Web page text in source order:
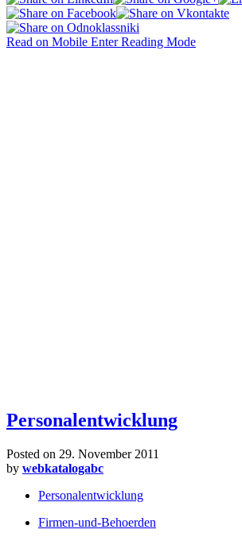
Read on Mobile Enter Reading Mode
Personalentwicklung
Posted on 29. November 2011
by webkatalogabc
Personalentwicklung
Firmen-und-Behoerden